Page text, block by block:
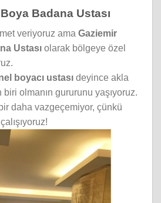
Badana Ustası
veriyoruz ama Gaziemir
Ustası olarak bölgeye özel
boyacı ustası deyince akla
olmanın gururunu yaşıyoruz.
daha vazgeçemiyor, çünkü